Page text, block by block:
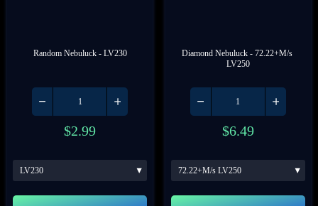
Random Nebuluck - LV230
$2.99
LV230
Diamond Nebuluck - 72.22+M/s
LV250
$6.49
72.22+M/s LV250